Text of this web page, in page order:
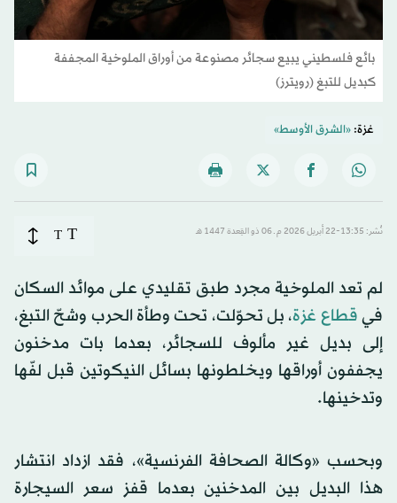
بائع فلسطيني يبيع سجائر مصنوعة من أوراق الملوخية المجففة
كبديل للتبغ (رويترز)
غزة:«الشرق الأوسط»
نُشر: 13:35-22 أبريل 2026 م ـ 06 ذو القِعدة 1447 هـ T
T
لم تعد الملوخية مجرد طبق تقليدي على موائد السكان
فيقطاع غزة، بل تحوّلت، تحت وطأة الحرب وشحّ التبغ،
إلى بديل غير مألوف للسجائر، بعدما بات مدخنون
يجففون أوراقها ويخلطونها بسائل النيكوتين قبل لفّها
وتدخينها.
وبحسب «وكالة الصحافة الفرنسية»، فقد ازداد انتشار
هذا البديل بين المدخنين بعدما قفز سعر السيجارة